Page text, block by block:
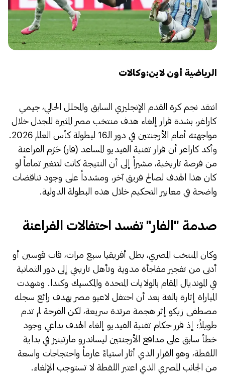
الرياضية أون لاين:وكالات
​انتقد نجم كرة القدم الإنجليزي السابق والمحلل الحالي، جيمي
كاراغر، بشدة قرار إلغاء هدف منتخب مصر المثيرة للجدل خلال
مواجهته أمام الأرجنتين في دور الـ16 لبطولة كأس العالم 2026.
وأكد كاراغر أن قرار تقنية الفيديو المساعد (فار) حَرَم الفراعنة
من فرصة تاريخية، مشيراً إلى أن النتيجة كانت لتتغير تماماً لو
كان هذا الهدف لصالح فريق آخر، ومشدداً على وجود تناقضات
واضحة في معايير التحكيم خلال هذه البطولة الدولية.
​صدمة "الفار" تفسد احتفالات الفراعنة
​وكان المنتخب المصري، بطل أفريقيا سبع مرات، قاب قوسين أو
أدنى من تفجير مفاجأة مدوية وتأهل تاريخي إلى دور الثمانية
في المونديال المقام بالولايات المتحدة والمكسيك وكندا. وشهدت
المباراة إثارة بالغة بعد أن احتفل لاعبو مصر بهدف رائع سجله
مصطفى زيكو إثر هجمة مرتدة سريعة، لكن الفرحة لم تدم
طويلاً؛ إذ قرر حكام تقنية الفيديو إلغاء الهدف بداعي وجود
خطأ سابق على مدافع الأرجنتين ليساندرو مارتينيز في بداية
اللقطة، وهو القرار الذي أثار استياءً عارماً واحتجاجات واسعة
من الجانب المصري الذي اعتبر اللقطة لا تستوجب الإلغاء.